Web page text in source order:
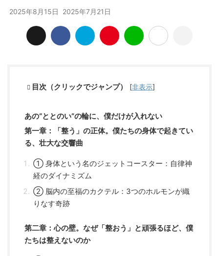
2025年8月15日 2025年7月21日
目次（クリックでジャンプ） [非表示]
あの“ととのい”の輪に、僕だけが入れない
第一章：「整う」の正体。僕たちの身体で起きてい
る、壮大な交響曲
① 身体という名のジェットコースター：自律神
経のダイナミズム
② 脳内の至福のカクテル：3つのホルモンが織
りなす奇跡
第二章：心の壁。なぜ「整おう」と頑張るほど、僕
たちは整えないのか